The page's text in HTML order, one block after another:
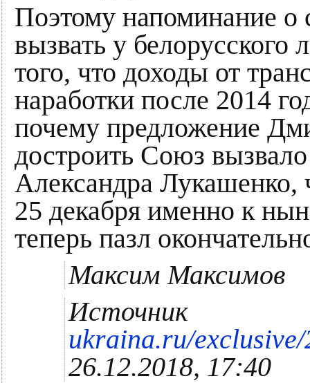
Поэтому напоминание о
вызвать у белорусского
того, что доходы от
наработки после 2014
почему предложение
достроить Союз
Александра Лукашенко,
25 декабря именно к
теперь пазл
Максим Максимов
Источник
ukraina.ru/
26.12.2018, 17:40